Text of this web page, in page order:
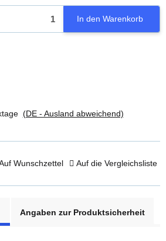
In den Warenkorb
(DE - Ausland abweichend)
Wunschzettel Auf die Vergleichsliste
Angaben zur Produktsicherheit